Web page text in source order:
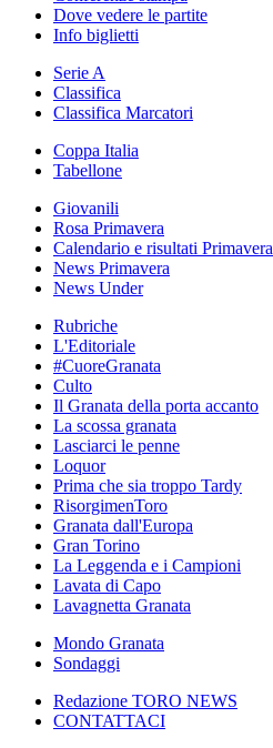
Dove vedere le partite
Info biglietti
Serie A
Classifica
Classifica Marcatori
Coppa Italia
Tabellone
Giovanili
Rosa Primavera
Calendario e risultati Primavera
News Primavera
News Under
Rubriche
L'Editoriale
#CuoreGranata
Culto
Il Granata della porta accanto
La scossa granata
Lasciarci le penne
Loquor
Prima che sia troppo Tardy
RisorgimenToro
Granata dall'Europa
Gran Torino
La Leggenda e i Campioni
Lavata di Capo
Lavagnetta Granata
Mondo Granata
Sondaggi
Redazione TORO NEWS
CONTATTACI